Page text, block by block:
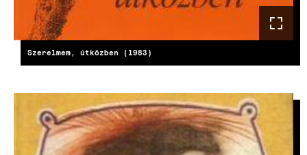
Szerelmem, útközben (1983)
KÉP